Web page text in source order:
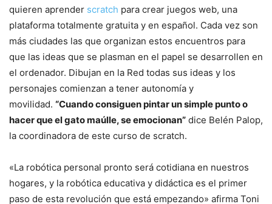
quieren aprender scratch para crear juegos web, una
plataforma totalmente gratuita y en español. Cada vez son
más ciudades las que organizan estos encuentros para
que las ideas que se plasman en el papel se desarrollen en
el ordenador. Dibujan en la Red todas sus ideas y los
personajes comienzan a tener autonomía y
movilidad. “Cuando consiguen pintar un simple punto o
hacer que el gato maúlle, se emocionan” dice Belén Palop,
la coordinadora de este curso de scratch.
«La robótica personal pronto será cotidiana en nuestros
hogares, y la robótica educativa y didáctica es el primer
paso de esta revolución que está empezando» afirma Toni